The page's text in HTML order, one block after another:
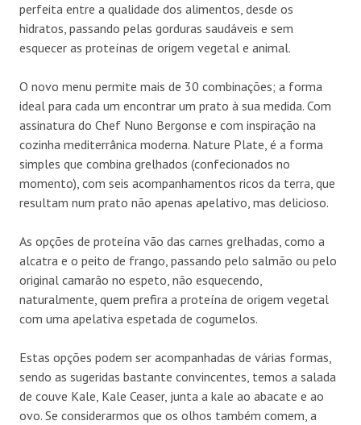
perfeita entre a qualidade dos alimentos, desde os
hidratos, passando pelas gorduras saudáveis e sem
esquecer as proteínas de origem vegetal e animal.
O novo menu permite mais de 30 combinações; a forma
ideal para cada um encontrar um prato à sua medida. Com
assinatura do Chef Nuno Bergonse e com inspiração na
cozinha mediterrânica moderna. Nature Plate, é a forma
simples que combina grelhados (confecionados no
momento), com seis acompanhamentos ricos da terra, que
resultam num prato não apenas apelativo, mas delicioso.
As opções de proteína vão das carnes grelhadas, como a
alcatra e o peito de frango, passando pelo salmão ou pelo
original camarão no espeto, não esquecendo,
naturalmente, quem prefira a proteína de origem vegetal
com uma apelativa espetada de cogumelos.
Estas opções podem ser acompanhadas de várias formas,
sendo as sugeridas bastante convincentes, temos a salada
de couve Kale, Kale Ceaser, junta a kale ao abacate e ao
ovo. Se considerarmos que os olhos também comem, a